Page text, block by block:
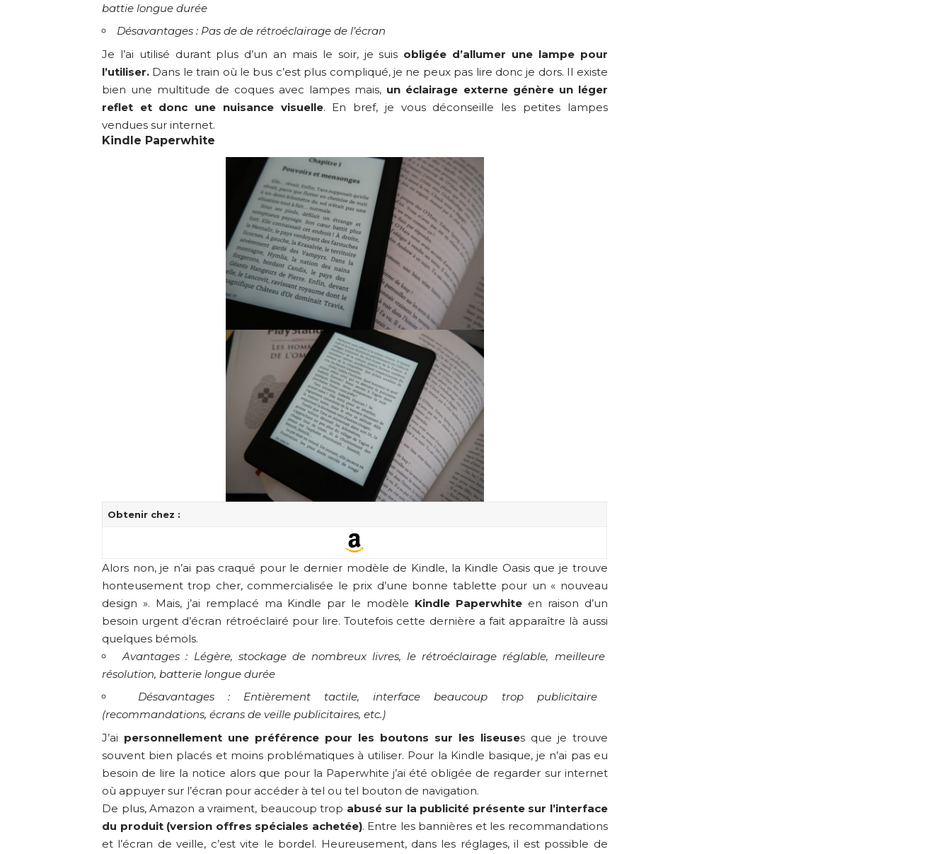
battie longue durée
Désavantages : Pas de de rétroéclairage de l’écran
Je l’ai utilisé durant plus d’un an mais le soir, je suis obligée d’allumer une lampe pour
l’utiliser. Dans le train où le bus c’est plus compliqué, je ne peux pas lire donc je dors. Il existe
bien une multitude de coques avec lampes mais, un éclairage externe génère un léger
reflet et donc une nuisance visuelle. En bref, je vous déconseille les petites lampes
vendues sur internet.
Kindle Paperwhite
Obtenir chez :
Alors non, je n’ai pas craqué pour le dernier modèle de Kindle, la Kindle Oasis que je trouve
honteusement trop cher, commercialisée le prix d’une bonne tablette pour un « nouveau
design ». Mais, j’ai remplacé ma Kindle par le modèle Kindle Paperwhite en raison d’un
besoin urgent d’écran rétroéclairé pour lire. Toutefois cette dernière a fait apparaître là aussi
quelques bémols.
Avantages : Légère, stockage de nombreux livres, le rétroéclairage réglable, meilleure
résolution, batterie longue durée
Désavantages : Entièrement tactile, interface beaucoup trop publicitaire
(recommandations, écrans de veille publicitaires, etc.)
J’ai personnellement une préférence pour les boutons sur les liseuses que je trouve
souvent bien placés et moins problématiques à utiliser. Pour la Kindle basique, je n’ai pas eu
besoin de lire la notice alors que pour la Paperwhite j’ai été obligée de regarder sur internet
où appuyer sur l’écran pour accéder à tel ou tel bouton de navigation.
De plus, Amazon a vraiment, beaucoup trop abusé sur la publicité présente sur l’interface
du produit (version offres spéciales achetée). Entre les bannières et les recommandations
et l’écran de veille, c’est vite le bordel. Heureusement, dans les réglages, il est possible de